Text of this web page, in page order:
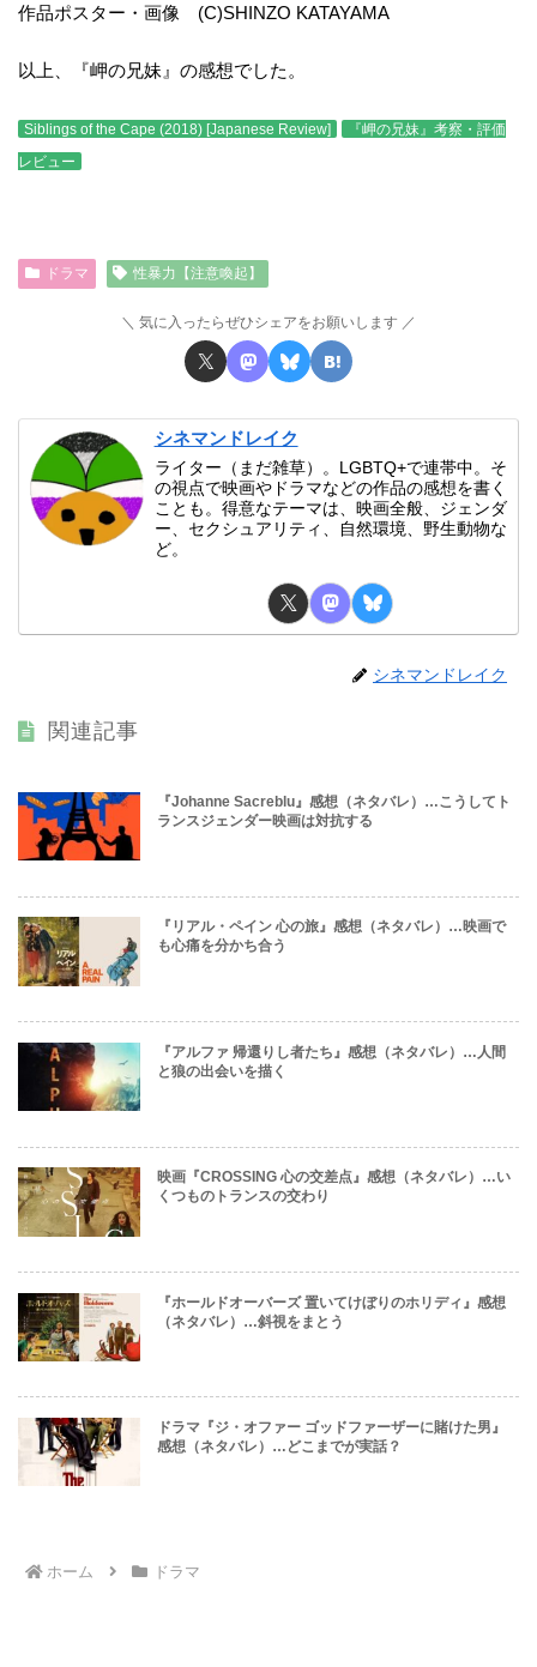
作品ポスター・画像 (C)SHINZO KATAYAMA
以上、『岬の兄妹』の感想でした。
Siblings of the Cape (2018) [Japanese Review]
『岬の兄妹』考察・評価
レビュー
ドラマ 性暴力【注意喚起】
気に入ったらぜひシェアをお願いします
シネマンドレイク
ライター（まだ雑草）。LGBTQ+で連帯中。そ
の視点で映画やドラマなどの作品の感想を書く
ことも。得意なテーマは、映画全般、ジェンダ
ー、セクシュアリティ、自然環境、野生動物な
ど。
シネマンドレイク
関連記事
『Johanne Sacreblu』感想（ネタバレ）…こうしてト
ランスジェンダー映画は対抗する
『リアル・ペイン 心の旅』感想（ネタバレ）…映画で
も心痛を分かち合う
『アルファ 帰還りし者たち』感想（ネタバレ）…人間
と狼の出会いを描く
映画『CROSSING 心の交差点』感想（ネタバレ）…い
くつものトランスの交わり
『ホールドオーバーズ 置いてけぼりのホリディ』感想
（ネタバレ）…斜視をまとう
ドラマ『ジ・オファー ゴッドファーザーに賭けた男』
感想（ネタバレ）…どこまでが実話？
ホーム ドラマ